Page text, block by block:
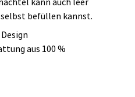
befüllen kannst.
aus 100 %